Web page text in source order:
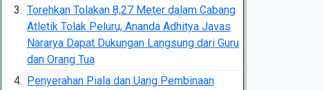
Torehkan Tolakan 8,27 Meter dalam Cabang
Atletik Tolak Peluru, Ananda Adhitya Javas
Nararya Dapat Dukungan Langsung dari Guru
dan Orang Tua
Penyerahan Piala dan Uang Pembinaan